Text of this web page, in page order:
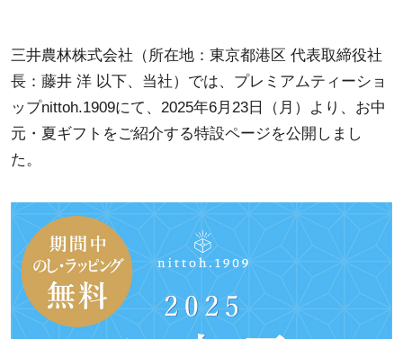
三井農林株式会社（所在地：東京都港区 代表取締役社
長：藤井 洋 以下、当社）では、プレミアムティーショ
ップnittoh.1909にて、2025年6月23日（月）より、お中
元・夏ギフトをご紹介する特設ページを公開しまし
た。